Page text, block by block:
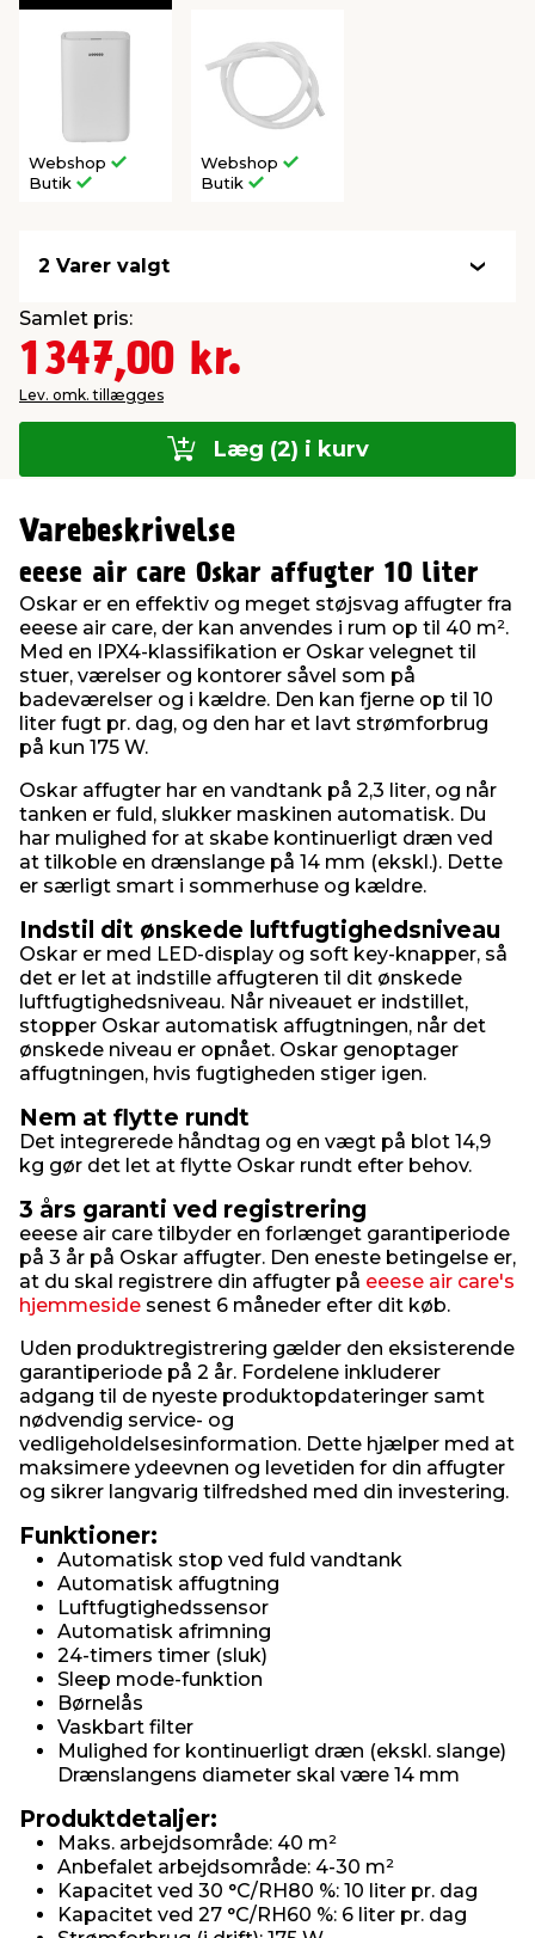
Webshop
Butik
Webshop
Butik
2 Varer valgt
Samlet pris:
1347,00 kr.
Lev. omk. tillægges
Læg (2) i kurv
Varebeskrivelse
eeese air care Oskar affugter 10 liter
Oskar er en effektiv og meget støjsvag affugter fra
eeese air care, der kan anvendes i rum op til 40 m².
Med en IPX4-klassifikation er Oskar velegnet til
stuer, værelser og kontorer såvel som på
badeværelser og i kældre. Den kan fjerne op til 10
liter fugt pr. dag, og den har et lavt strømforbrug
på kun 175 W.
Oskar affugter har en vandtank på 2,3 liter, og når
tanken er fuld, slukker maskinen automatisk. Du
har mulighed for at skabe kontinuerligt dræn ved
at tilkoble en drænslange på 14 mm (ekskl.). Dette
er særligt smart i sommerhuse og kældre.
Indstil dit ønskede luftfugtighedsniveau
Oskar er med LED-display og soft key-knapper, så
det er let at indstille affugteren til dit ønskede
luftfugtighedsniveau. Når niveauet er indstillet,
stopper Oskar automatisk affugtningen, når det
ønskede niveau er opnået. Oskar genoptager
affugtningen, hvis fugtigheden stiger igen.
Nem at flytte rundt
Det integrerede håndtag og en vægt på blot 14,9
kg gør det let at flytte Oskar rundt efter behov.
3 års garanti ved registrering
eeese air care tilbyder en forlænget garantiperiode
på 3 år på Oskar affugter. Den eneste betingelse er,
at du skal registrere din affugter på eeese air care's
hjemmeside senest 6 måneder efter dit køb.
Uden produktregistrering gælder den eksisterende
garantiperiode på 2 år. Fordelene inkluderer
adgang til de nyeste produktopdateringer samt
nødvendig service- og
vedligeholdelsesinformation. Dette hjælper med at
maksimere ydeevnen og levetiden for din affugter
og sikrer langvarig tilfredshed med din investering.
Funktioner:
Automatisk stop ved fuld vandtank
Automatisk affugtning
Luftfugtighedssensor
Automatisk afrimning
24-timers timer (sluk)
Sleep mode-funktion
Børnelås
Vaskbart filter
Mulighed for kontinuerligt dræn (ekskl. slange)
Drænslangens diameter skal være 14 mm
Produktdetaljer:
Maks. arbejdsområde: 40 m²
Anbefalet arbejdsområde: 4-30 m²
Kapacitet ved 30 °C/RH80 %: 10 liter pr. dag
Kapacitet ved 27 °C/RH60 %: 6 liter pr. dag